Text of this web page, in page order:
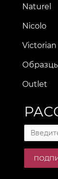
Naturel
Nicolo
Victorian
Outlet